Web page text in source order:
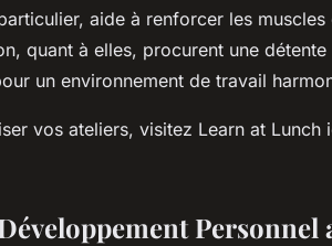
aide à renforcer les muscles
quant à elles, procurent une détente
un environnement de travail
vos ateliers, visitez Learn at Lunch
Personnel